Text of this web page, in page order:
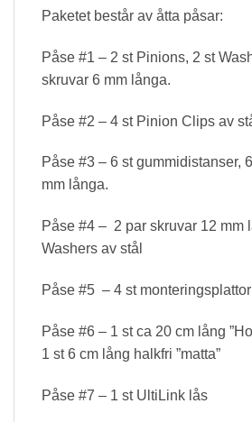
Paketet består av åtta påsar:
Påse #1 – 2 st Pinions, 2 st
skruvar 6 mm långa.
Påse #2 – 4 st Pinion Clips av
Påse #3 – 6 st gummidistanser,
mm långa.
Påse #4 – 2 par skruvar 12 mm
Washers av stål
Påse #5 – 4 st monteringsplattor
Påse #6 – 1 st ca 20 cm lång
1 st 6 cm lång halkfri ”matta”
Påse #7 – 1 st UltiLink lås